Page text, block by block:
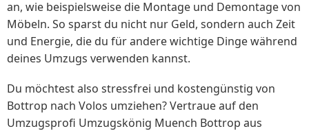
an, wie beispielsweise die Montage und Demontage von
Möbeln. So sparst du nicht nur Geld, sondern auch Zeit
und Energie, die du für andere wichtige Dinge während
deines Umzugs verwenden kannst.
Du möchtest also stressfrei und kostengünstig von
Bottrop nach Volos umziehen? Vertraue auf den
Umzugsprofi Umzugskönig Muench Bottrop aus